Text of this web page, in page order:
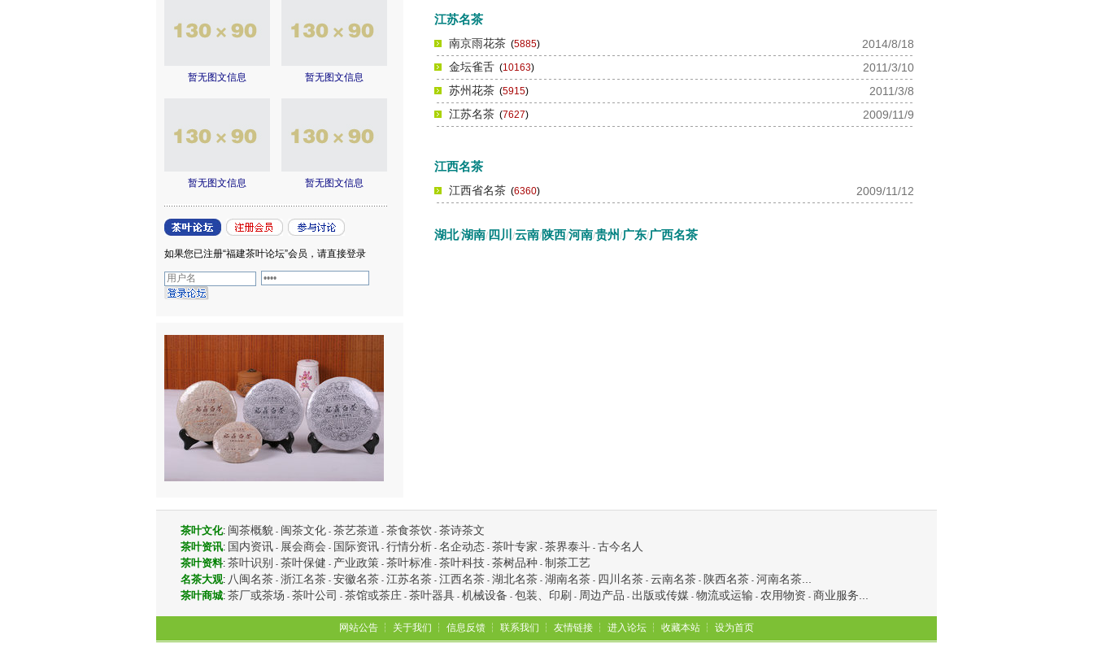
暂无图文信息 暂无图文信息
暂无图文信息 暂无图文信息
如果您已注册“福建茶叶论坛”会员，请直接登录
江苏名茶
南京雨花茶 (5885)
2014/8/18
金坛雀舌 (10163)
2011/3/10
苏州花茶 (5915)
2011/3/8
江苏名茶 (7627) 2009/11/9
江西名茶
江西省名茶 (6360) 2009/11/12
湖北/湖南/四川 /云南/陕西/河南/贵州/广东/广西名茶
茶叶文化: 闽茶概貌 - 闽茶文化 - 茶艺茶道 - 茶食茶饮 - 茶诗茶文
茶叶资讯: 国内资讯 - 展会商会 - 国际资讯 - 行情分析 - 名企动态 - 茶叶专家 - 茶界泰斗 - 古今名人
茶叶资料: 茶叶识别 - 茶叶保健 - 产业政策 - 茶叶标准 - 茶叶科技 - 茶树品种 - 制茶工艺
名茶大观: 八闽名茶 - 浙江名茶 - 安徽名茶 - 江苏名茶 - 江西名茶 - 湖北名茶 - 湖南名茶 - 四川名茶 - 云南名茶 - 陕西名茶 - 河南名茶
茶叶商城: 茶厂或茶场 - 茶叶公司 - 茶馆或茶庄 - 茶叶器具 - 机械设备 - 包装、印刷 - 周边产品 - 出版或传媒 - 物流或运输 - 农用物资 - 商业服务
网站公告 ┆ 关于我们 ┆ 信息反馈 ┆ 联系我们 ┆ 友情链接 ┆ 进入论坛 ┆ 收藏本站 ┆ 设为首页